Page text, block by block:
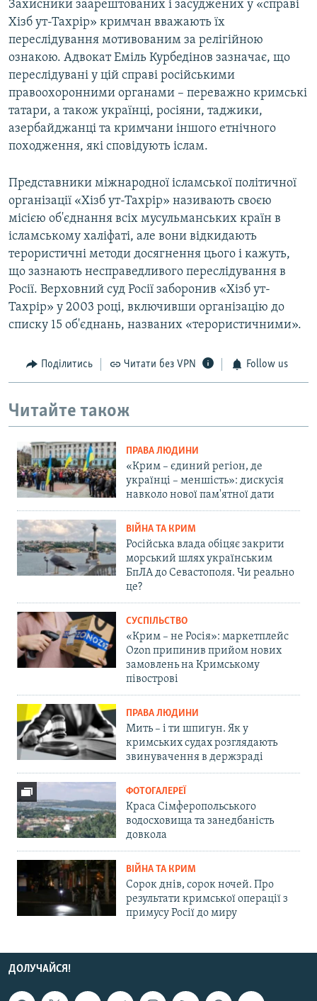
Захисники заарештованих і засуджених у «справі
Хізб ут-Тахрір» кримчан вважають їх
переслідування мотивованим за релігійною
ознакою. Адвокат Еміль Курбедінов зазначає, що
переслідувані у цій справі російськими
правоохоронними органами – переважно кримські
татари, а також українці, росіяни, таджики,
азербайджанці та кримчани іншого етнічного
походження, які сповідують іслам.
Представники міжнародної ісламської політичної
організації «Хізб ут-Тахрір» називають своєю
місією об'єднання всіх мусульманських країн в
ісламському халіфаті, але вони відкидають
терористичні методи досягнення цього і кажуть,
що зазнають несправедливого переслідування в
Росії. Верховний суд Росії заборонив «Хізб ут-
Тахрір» у 2003 році, включивши організацію до
списку 15 об'єднань, названих «терористичними».
Поділитись Читати без VPN Follow us
Читайте також
ПРАВА ЛЮДИНИ
«Крим – єдиний регіон, де
українці – меншість»: дискусія
навколо нової пам'ятної дати
ВІЙНА ТА КРИМ
Російська влада обіцяє закрити
морський шлях українським
БпЛА до Севастополя. Чи реально
це?
СУСПІЛЬСТВО
«Крим – не Росія»: маркетплейс
Ozon припинив прийом нових
замовлень на Кримському
півострові
ПРАВА ЛЮДИНИ
Мить – і ти шпигун. Як у
кримських судах розглядають
звинувачення в держзраді
ФОТОГАЛЕРЕЇ
Краса Сімферопольського
водосховища та занедбаність
довкола
ВІЙНА ТА КРИМ
Сорок днів, сорок ночей. Про
результати кримської операції з
примусу Росії до миру
ДОЛУЧАЙСЯ!